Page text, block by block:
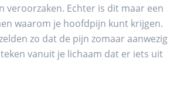
veroorzaken. Echter is dit maar een
waarom je hoofdpijn kunt krijgen.
zo dat de pijn zomaar aanwezig
vanuit je lichaam dat er iets uit